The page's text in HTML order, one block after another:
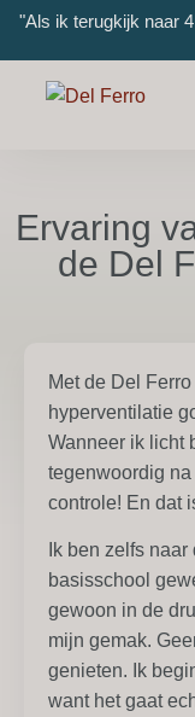
"Als ik terugkijk naar
Ervaring
de Del
Met de Del
hyperventilatie
Wanneer ik licht
tegenwoordig
controle! En dat
Ik ben zelfs
basisschool
gewoon in de
mijn gemak.
genieten. Ik
want het gaat